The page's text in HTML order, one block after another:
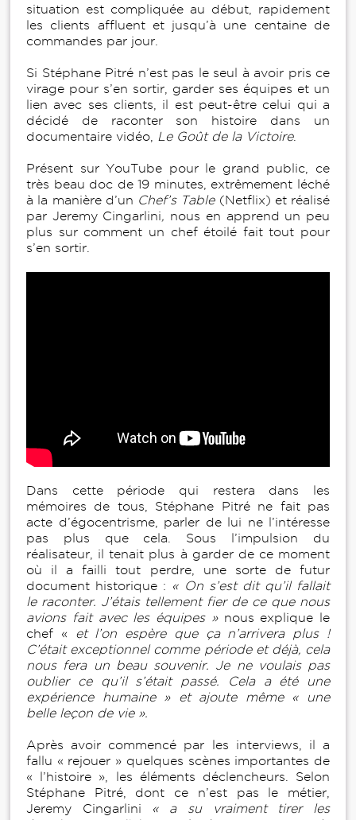
situation est compliquée au début, rapidement
les clients affluent et jusqu’à une centaine de
commandes par jour.
Si Stéphane Pitré n’est pas le seul à avoir pris ce
virage pour s’en sortir, garder ses équipes et un
lien avec ses clients, il est peut-être celui qui a
décidé de raconter son histoire dans un
documentaire vidéo,
Le Goût de la Victoire.
Présent sur YouTube pour le grand public, ce
très beau doc de 19 minutes, extrêmement léché
à la manière d’un Chef’s Table (Netflix) et réalisé
par Jeremy Cingarlini, nous en apprend un peu
plus sur comment un chef étoilé fait tout pour
s’en sortir.
Dans cette période qui restera dans les
mémoires de tous, Stéphane Pitré ne fait pas
acte d’égocentrisme, parler de lui ne l’intéresse
pas plus que cela. Sous l’impulsion du
réalisateur, il tenait plus à garder de ce moment
où il a failli tout perdre, une sorte de futur
document historique : « On s’est dit qu’il fallait
le raconter. J’étais tellement fier de ce que nous
avions fait avec les équipes »nous explique le
chef « et l’on espère que ça n’arrivera plus !
C’était exceptionnel comme période et déjà, cela
nous fera un beau souvenir. Je ne voulais pas
oublier ce qu’il s’était passé. Cela a été une
expérience humaine » et ajoute même « une
belle leçon de vie ».
Après avoir commencé par les interviews, il a
fallu « rejouer » quelques scènes importantes de
« l’histoire », les éléments déclencheurs. Selon
Stéphane Pitré, dont ce n’est pas le métier,
Jeremy Cingarlini « a su vraiment tirer les